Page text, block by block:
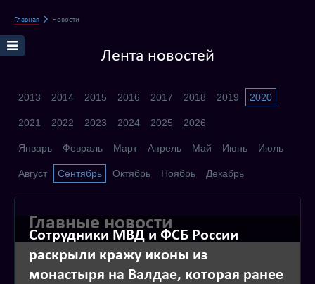
Главная Новости
Лента новостей
2013 2014 2015 2016 2017 2018 2019 2020
2021 2022 2023 2024 2025 2026
Январь Февраль Март Апрель Май Июнь Июль
Август Сентябрь Октябрь Ноябрь Декабрь
Главные новости
Сотрудники МВД и ФСБ России
раскрыли кражу иконы из
монастыря на Валдае, которая ранее